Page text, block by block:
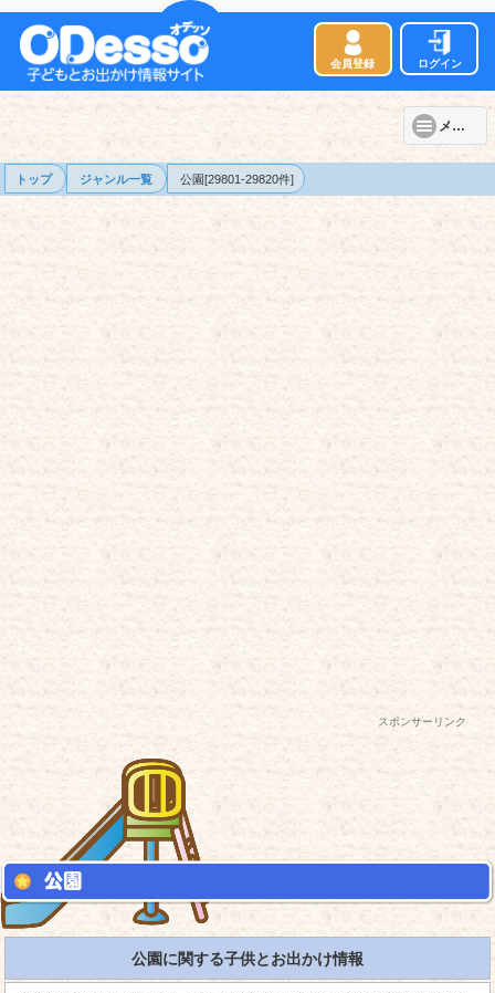
会員登録 ログイン
メニュー
トップ ジャンル一覧 公園[29801-29820件]
スポンサーリンク
公園に関する子供とお出かけ情報